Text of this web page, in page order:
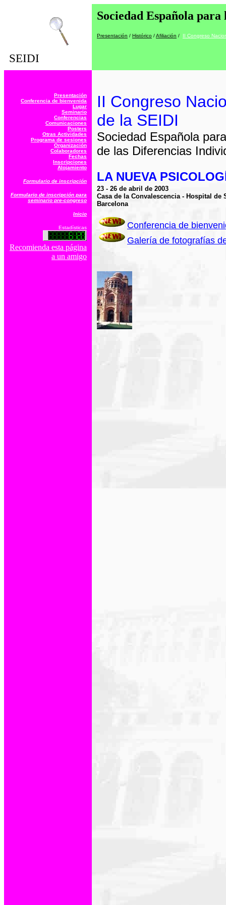
SEIDI
Sociedad Española
Presentación / Histórico /Afiliación / II Congreso
Presentación
Conferencia de bienvenida
Lugar
Seminario
Conferencias
Comunicaciones
Posters
Otras Actividades
Programa de sesiones
Organización
Colaboradores
Fechas
Inscripciones
Alojamiento
Formulario de inscripción
Formulario de inscripción para
seminario pre-congreso
Inicio
Estadísticas
Recomienda esta página
a un amigo
II Congreso
de la SEIDI
Sociedad Española
de las Diferencias
LA NUEVA
23 - 26 de abril de 2003
Casa de la Convalescencia - Hospital de
Barcelona
Conferencia de
Galería de fotografías